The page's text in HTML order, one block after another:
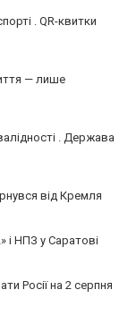
. QR-квитки
— лише
. Держава
від Кремля
і НПЗ у Саратові
Росії на 2 серпня